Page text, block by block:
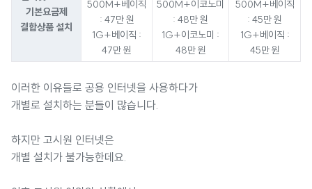
기본요금제
결합상품 설치
500M+베이직
: 47만 원
1G+베이직 :
47만 원
500M+이코노미
: 48만 원
1G+이코노미 :
48만 원
500M+베이직
: 45만 원
1G+베이직 :
45만 원
이러한 이유들로 공용 인터넷을 사용하다가
개별로 설치하는 분들이 많습니다.
하지만 고시원 인터넷은
개별 설치가 불가능한데요.